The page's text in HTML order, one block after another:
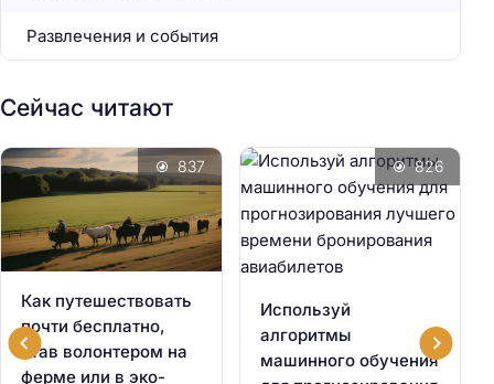
Развлечения и события
Сейчас читают
Как путешествовать
почти бесплатно,
став волонтером на
ферме или в эко-
837
Используй
алгоритмы
машинного обучения
826